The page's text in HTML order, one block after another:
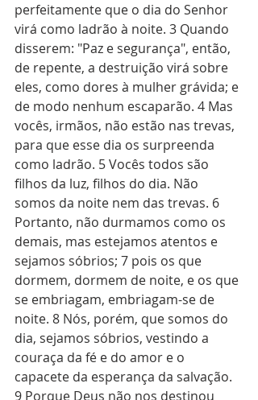
perfeitamente que o dia do Senhor
virá como ladrão à noite. 3 Quando
disserem: "Paz e segurança", então,
de repente, a destruição virá sobre
eles, como dores à mulher grávida; e
de modo nenhum escaparão. 4 Mas
vocês, irmãos, não estão nas trevas,
para que esse dia os surpreenda
como ladrão. 5 Vocês todos são
filhos da luz, filhos do dia. Não
somos da noite nem das trevas. 6
Portanto, não durmamos como os
demais, mas estejamos atentos e
sejamos sóbrios; 7 pois os que
dormem, dormem de noite, e os que
se embriagam, embriagam-se de
noite. 8 Nós, porém, que somos do
dia, sejamos sóbrios, vestindo a
couraça da fé e do amor e o
capacete da esperança da salvação.
9 Porque Deus não nos destinou